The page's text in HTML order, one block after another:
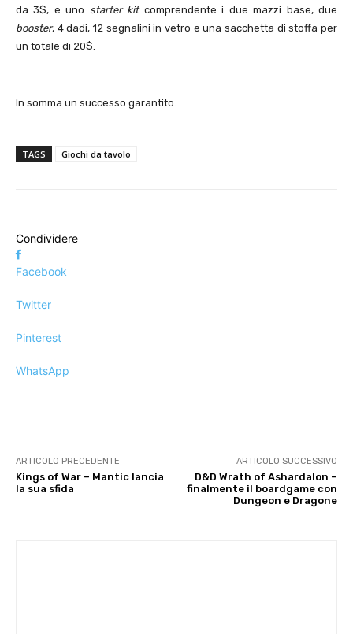
da 3$, e uno starter kit comprendente i due mazzi base, due
booster, 4 dadi, 12 segnalini in vetro e una sacchetta di stoffa per
un totale di 20$.
In somma un successo garantito.
TAGS Giochi da tavolo
Condividere
Facebook
Twitter
Pinterest
WhatsApp
ARTICOLO PRECEDENTE
Kings of War – Mantic lancia
la sua sfida
ARTICOLO SUCCESSIVO
D&D Wrath of Ashardalon –
finalmente il boardgame con
Dungeon e Dragone